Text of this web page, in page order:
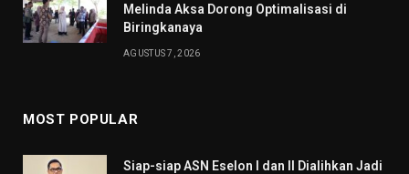
Melinda Aksa Dorong Optimalisasi di
Biringkanaya
AGUSTUS 7, 2026
MOST POPULAR
Siap-siap ASN Eselon I dan II Dialihkan Jadi